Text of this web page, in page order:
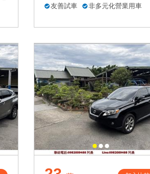
友善試車
非多元化營業用車